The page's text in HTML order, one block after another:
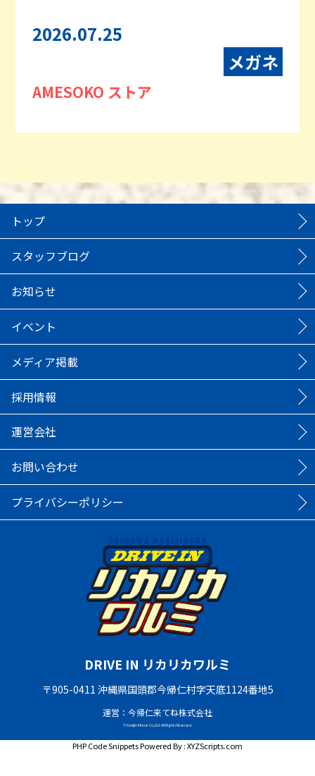
2026.07.25
メガネ
AMESOKO ストア
トップ
スタッフブログ
お知らせ
イベント
メディア掲載
採用情報
運営会社
お問い合わせ
プライバシーポリシー
DRIVE IN リカリカワルミ
〒905-0411 沖縄県国頭郡今帰仁村字天底1124番地5
運営：今帰仁来てね株式会社
© Nakijin Kitene Co.,Ltd. All Rights Reserved.
PHP Code SnippetsPowered By :XYZScripts.com